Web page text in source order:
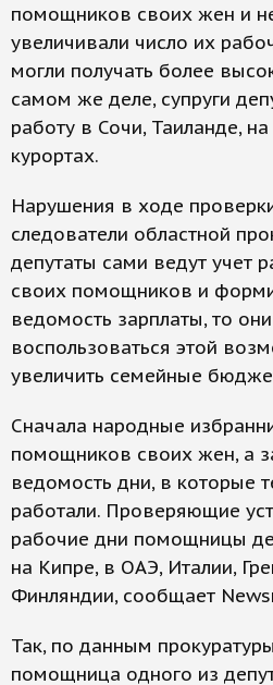
помощников своих жен и
увеличивали число их
могли получать более
самом же деле, супруги
работу в Сочи, Таиланде,
курортах.
Нарушения в ходе
следователи областной
депутаты сами ведут учет
своих помощников и
ведомость зарплаты, то
воспользоваться этой
увеличить семейные
Сначала народные
помощников своих жен, а
ведомость дни, в которые
работали. Проверяющие
рабочие дни помощницы
на Кипре, в ОАЭ, Италии,
Финляндии, сообщает
Так, по данным
помощница одного из